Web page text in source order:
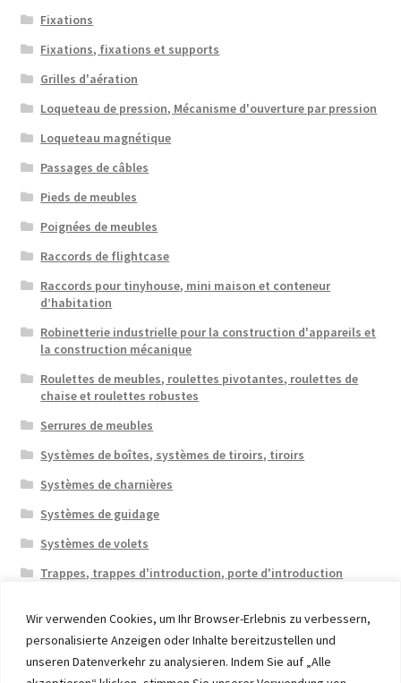
Wir verwenden Cookies, um Ihr Browser-Erlebnis zu verbessern,
personalisierte Anzeigen oder Inhalte bereitzustellen und
unseren Datenverkehr zu analysieren. Indem Sie auf „Alle
Fixations
Fixations, fixations et supports
Grilles d'aération
Loqueteau de pression, Mécanisme d'ouverture par pression
Loqueteau magnétique
Passages de câbles
Pieds de meubles
Poignées de meubles
Raccords de flightcase
Raccords pour tinyhouse, mini maison et conteneur
d’habitation
Robinetterie industrielle pour la construction d'appareils et
la construction mécanique
Roulettes de meubles, roulettes pivotantes, roulettes de
chaise et roulettes robustes
Serrures de meubles
Systèmes de boîtes, systèmes de tiroirs, tiroirs
Systèmes de charnières
Systèmes de guidage
Systèmes de volets
Trappes, trappes d'introduction, porte d'introduction